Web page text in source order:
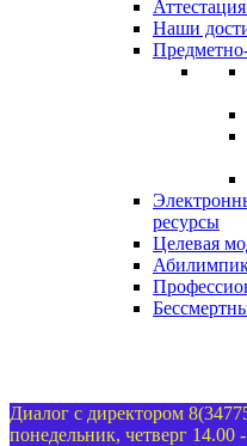
Наши
ресурсы
Целевая
Диалог с директором
понедельник, четверг 14.00